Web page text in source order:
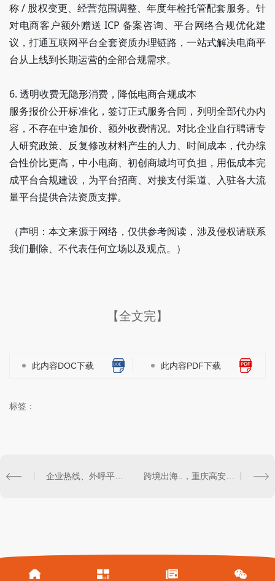
称 / 股权变更、经营范围调整、年度年检托管配套服务。针
对电商客户额外赠送 ICP 备案咨询、平台网络合规优化建
议，打通互联网平台全套资质办理链路，一站式解决电商平
台从上线到长期运营的全部合规需求。
6. 透明收费无隐形消费，降低电商合规成本
服务报价公开标准化，签订正式服务合同，列明全部代办内
容，不存在中途加价、额外收费情况。对比企业自行聘请专
人研究政策、反复修改材料产生的人力、时间成本，代办综
合性价比更高，中小电商、初创商城均可负担，用低成本完
成平台合规建设，为平台招商、对接支付渠道、入驻各大流
量平台提供合法资质支撑。
（声明：本文来源于网络，仅供参考阅读，涉及侵权请联系
我们删除、不代表任何立场以及观点。）
【全文完】
此内容DOC下载 此内容PDF下载
标签：